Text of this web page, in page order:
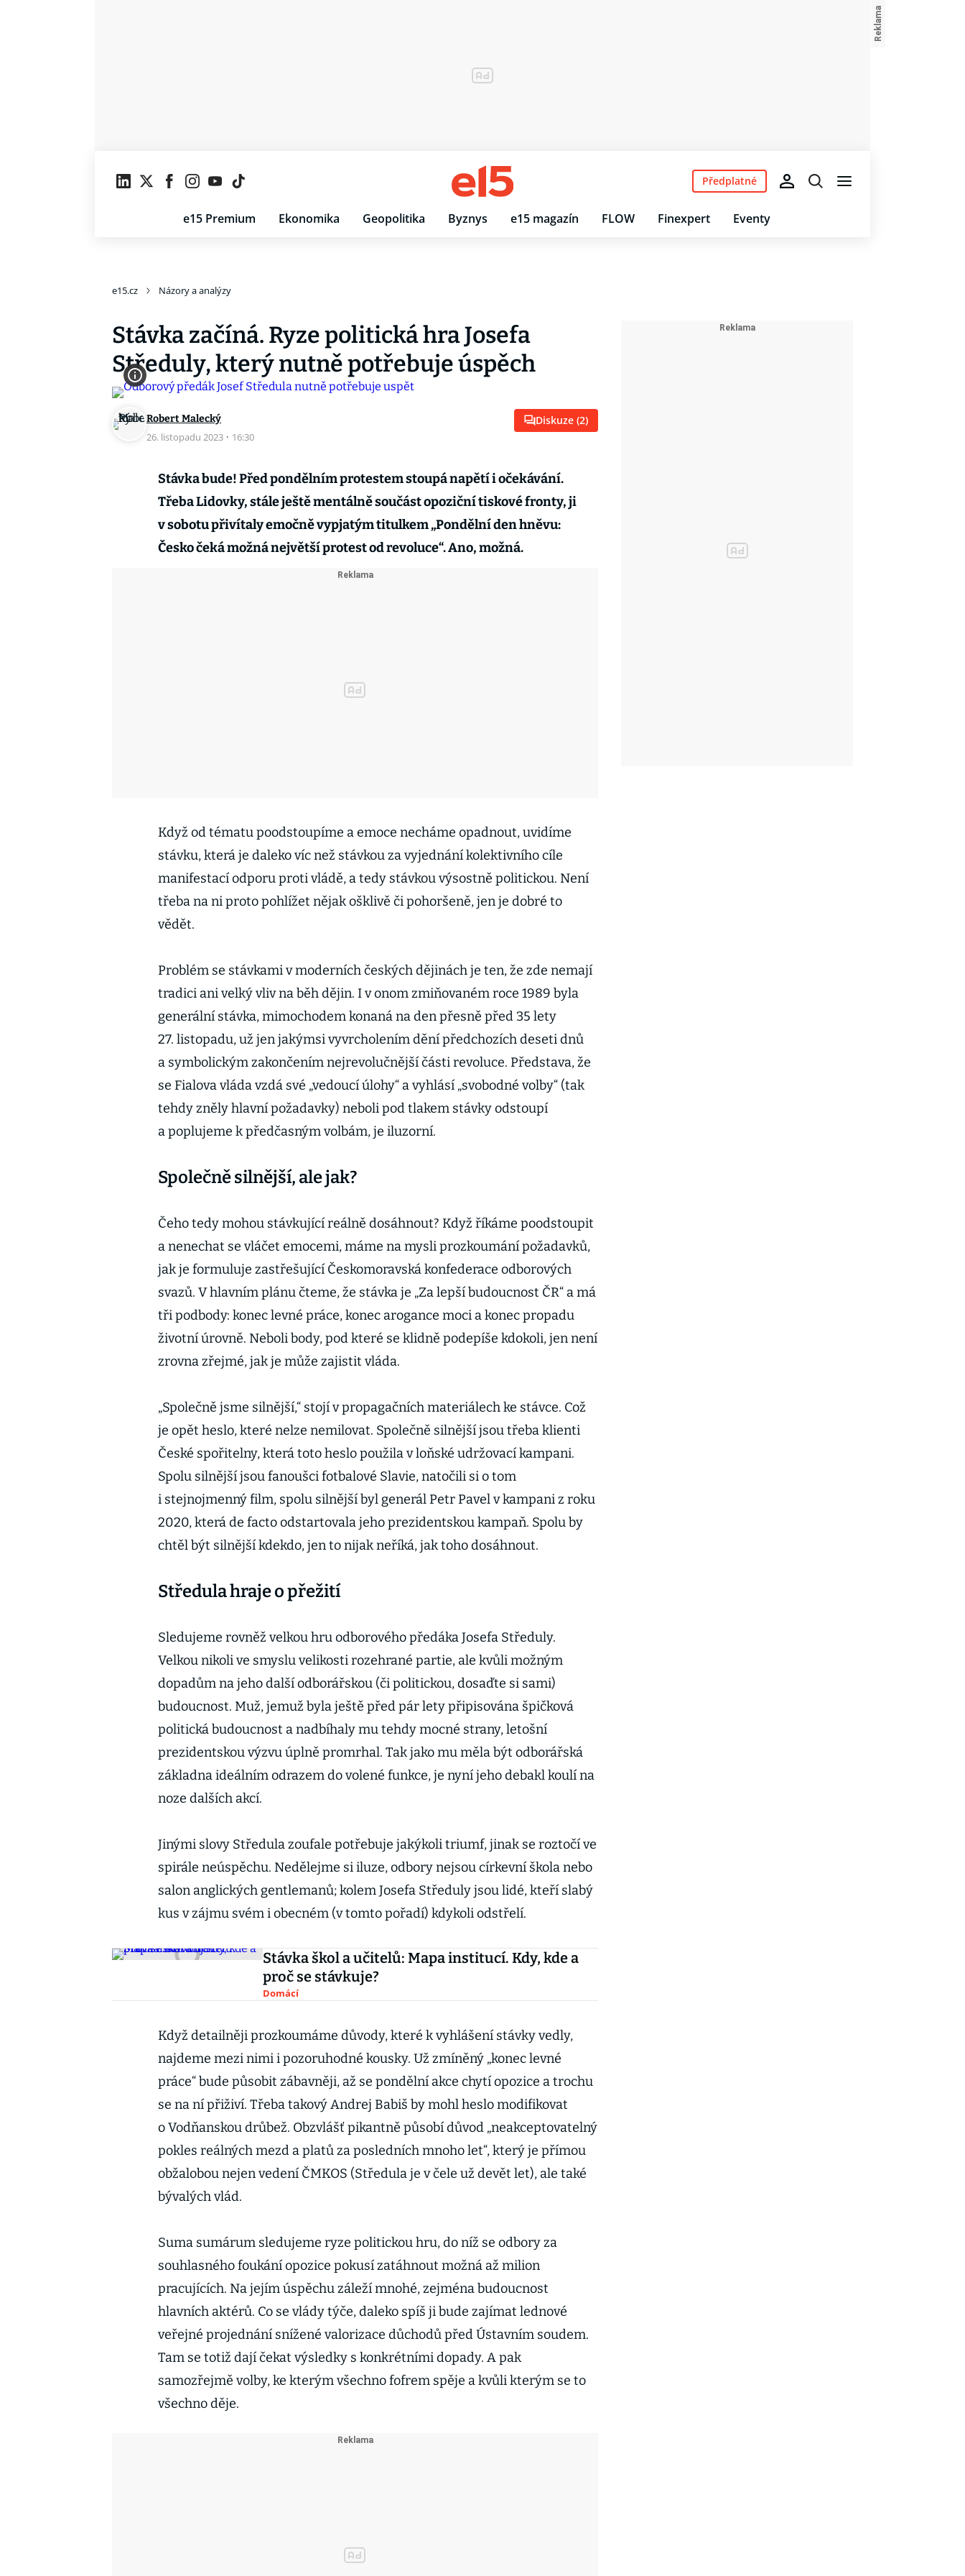
e15 Premium Ekonomika Geopolitika Byznys e15 magazín FLOW Finexpert Eventy
Předplatné
e15.cz Názory a analýzy
Stávka začíná. Ryze politická hra Josefa
Středuly, který nutně potřebuje úspěch
Robert Malecký
26. listopadu 2023 · 16:30
Diskuze (2)
Stávka bude! Před pondělním protestem stoupá napětí i očekávání.
Třeba Lidovky, stále ještě mentálně součást opoziční tiskové fronty, ji
v sobotu přivítaly emočně vypjatým titulkem „Pondělní den hněvu:
Česko čeká možná největší protest od revoluce“. Ano, možná.
Když od tématu poodstoupíme a emoce necháme opadnout, uvidíme
stávku, která je daleko víc než stávkou za vyjednání kolektivního cíle
manifestací odporu proti vládě, a tedy stávkou výsostně politickou. Není
třeba na ni proto pohlížet nějak ošklivě či pohoršeně, jen je dobré to
vědět.
Problém se stávkami v moderních českých dějinách je ten, že zde nemají
tradici ani velký vliv na běh dějin. I v onom zmiňovaném roce 1989 byla
generální stávka, mimochodem konaná na den přesně před 35 lety
27. listopadu, už jen jakýmsi vyvrcholením dění předchozích deseti dnů
a symbolickým zakončením nejrevolučnější části revoluce. Představa, že
se Fialova vláda vzdá své „vedoucí úlohy“ a vyhlásí „svobodné volby“ (tak
tehdy zněly hlavní požadavky) neboli pod tlakem stávky odstoupí
a poplujeme k předčasným volbám, je iluzorní.
Společně silnější, ale jak?
Čeho tedy mohou stávkující reálně dosáhnout? Když říkáme poodstoupit
a nenechat se vláčet emocemi, máme na mysli prozkoumání požadavků,
jak je formuluje zastřešující Českomoravská konfederace odborových
svazů. V hlavním plánu čteme, že stávka je „Za lepší budoucnost ČR“ a má
tři podbody: konec levné práce, konec arogance moci a konec propadu
životní úrovně. Neboli body, pod které se klidně podepíše kdokoli, jen není
zrovna zřejmé, jak je může zajistit vláda.
„Společně jsme silnější,“ stojí v propagačních materiálech ke stávce. Což
je opět heslo, které nelze nemilovat. Společně silnější jsou třeba klienti
České spořitelny, která toto heslo použila v loňské udržovací kampani.
Spolu silnější jsou fanoušci fotbalové Slavie, natočili si o tom
i stejnojmenný film, spolu silnější byl generál Petr Pavel v kampani z roku
2020, která de facto odstartovala jeho prezidentskou kampaň. Spolu by
chtěl být silnější kdekdo, jen to nijak neříká, jak toho dosáhnout.
Středula hraje o přežití
Sledujeme rovněž velkou hru odborového předáka Josefa Středuly.
Velkou nikoli ve smyslu velikosti rozehrané partie, ale kvůli možným
dopadům na jeho další odborářskou (či politickou, dosaďte si sami)
budoucnost. Muž, jemuž byla ještě před pár lety připisována špičková
politická budoucnost a nadbíhaly mu tehdy mocné strany, letošní
prezidentskou výzvu úplně promrhal. Tak jako mu měla být odborářská
základna ideálním odrazem do volené funkce, je nyní jeho debakl koulí na
noze dalších akcí.
Jinými slovy Středula zoufale potřebuje jakýkoli triumf, jinak se roztočí ve
spirále neúspěchu. Nedělejme si iluze, odbory nejsou církevní škola nebo
salon anglických gentlemanů; kolem Josefa Středuly jsou lidé, kteří slabý
kus v zájmu svém i obecném (v tomto pořadí) kdykoli odstřelí.
Stávka škol a učitelů: Mapa institucí. Kdy, kde a
proč se stávkuje?
Domácí
Když detailněji prozkoumáme důvody, které k vyhlášení stávky vedly,
najdeme mezi nimi i pozoruhodné kousky. Už zmíněný „konec levné
práce“ bude působit zábavněji, až se pondělní akce chytí opozice a trochu
se na ní přiživí. Třeba takový Andrej Babiš by mohl heslo modifikovat
o Vodňanskou drůbež. Obzvlášť pikantně působí důvod „neakceptovatelný
pokles reálných mezd a platů za posledních mnoho let“, který je přímou
obžalobou nejen vedení ČMKOS (Středula je v čele už devět let), ale také
bývalých vlád.
Suma sumárum sledujeme ryze politickou hru, do níž se odbory za
souhlasného foukání opozice pokusí zatáhnout možná až milion
pracujících. Na jejím úspěchu záleží mnohé, zejména budoucnost
hlavních aktérů. Co se vlády týče, daleko spíš ji bude zajímat lednové
veřejné projednání snížené valorizace důchodů před Ústavním soudem.
Tam se totiž dají čekat výsledky s konkrétními dopady. A pak
samozřejmě volby, ke kterým všechno fofrem spěje a kvůli kterým se to
všechno děje.